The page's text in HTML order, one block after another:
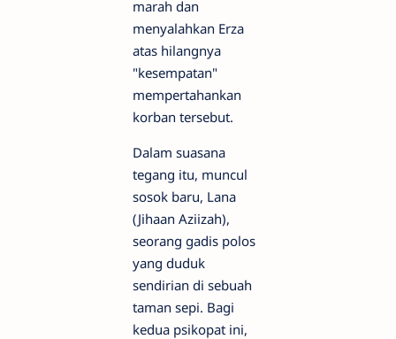
marah dan
menyalahkan Erza
atas hilangnya
"kesempatan"
mempertahankan
korban tersebut.
Dalam suasana
tegang itu, muncul
sosok baru, Lana
(Jihaan Aziizah),
seorang gadis polos
yang duduk
sendirian di sebuah
taman sepi. Bagi
kedua psikopat ini,